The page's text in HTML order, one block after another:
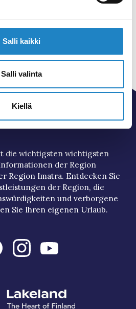
Salli kaikki
Salli valinta
Kiellä
die wichtigsten wichtigsten
der Region
Region Imatra. Entdecken Sie
der Region, die
und verborgene
Sie Ihren eigenen Urlaub.